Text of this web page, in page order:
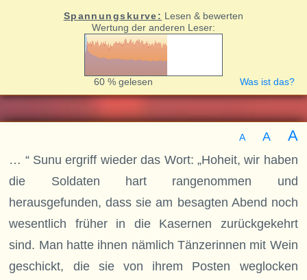
Spannungskurve: Lesen & bewerten
Wertung der anderen Leser:
60 % gelesen Was ist das?
A A A
… “ Sunu ergriff wieder das Wort: „Hoheit, wir haben
die Soldaten hart rangenommen und
herausgefunden, dass sie am besagten Abend noch
wesentlich früher in die Kasernen zurückgekehrt
sind. Man hatte ihnen nämlich Tänzerinnen mit Wein
geschickt, die sie von ihrem Posten weglocken